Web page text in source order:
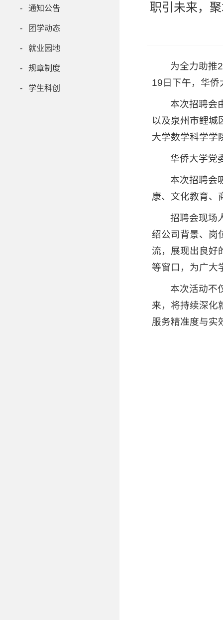
- 通知公告
- 团学动态
- 就业园地
- 规章制度
- 学生科创
职引未来，
为全力助推
19日下午，华侨
本次招聘会
以及泉州市鲤城
大学数学科学学
华侨大学党
本次招聘会
康、文化教育、
招聘会现场
绍公司背景、岗
流，展现出良好
等窗口，为广大
本次活动不
来，将持续深化
服务精准度与实